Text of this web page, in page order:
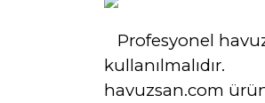
Profesyonel
kullanılmalıdır.
havuzsan.com